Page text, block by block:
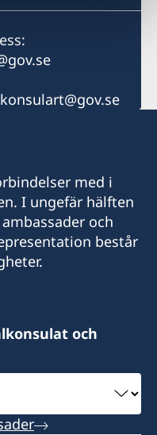
med i
I ungefär hälften
och
består
och